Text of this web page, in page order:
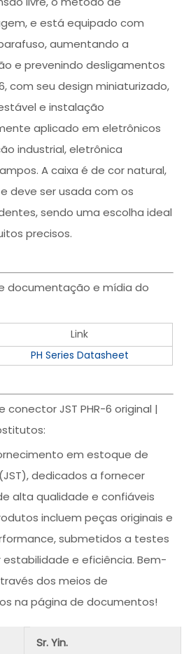
e está equipado com
aumentando a
e prevenindo desligamentos
com seu design miniaturizado,
e instalação
aplicado em eletrônicos
industrial, eletrônica
A caixa é de cor natural,
deve ser usada com os
sendo uma escolha ideal
precisos.
documentação e mídia do
Link
PH Series Datasheet
conector JST PHR-6 original |
em estoque de
dedicados a fornecer
alta qualidade e confiáveis
incluem peças originais e
submetidos a testes
e eficiência. Bem-
dos meios de
na página de documentos!
Sr. Yin.